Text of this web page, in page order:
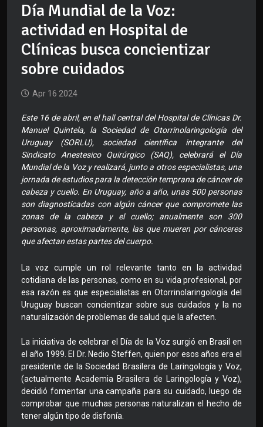
Día Mundial de la Voz:
actividad en Hospital de
Clínicas busca concientizar
sobre cuidados
Apr 16 2024
Este 16 de abril, en el hall central del Hospital de Clínicas Dr.
Manuel Quintela, la Sociedad de Otorrinolaringología del
Uruguay (SORLU), sociedad científica integrante del
Sindicato Anestesico Quirúrgico (SAQ), celebrará el Día
Mundial de la Voz y realizará, junto a otros especialistas, una
jornada de estudios para la detección temprana de cáncer de
cabeza y cuello. En Uruguay, año a año, unas 500 personas
son diagnosticadas con algún cáncer que compromete las
zonas de la cabeza y el cuello; anualmente son 300
personas, aproximadamente, las que mueren por cánceres
que afectan estas partes del cuerpo.
La voz cumple un rol relevante tanto en la actividad
cotidiana de las personas, como en su vida profesional, por
esa razón es que especialistas en Otorrinolaringología del
Uruguay buscan concientizar sobre sus cuidados y la no
naturalización de problemas de salud que la afecten.
La iniciativa de celebrar el Día de la Voz surgió en Brasil en
el año 1999. El Dr. Nedio Steffen, quien por esos años era el
presidente de la Sociedad Brasilera de Laringología y Voz,
(actualmente Academia Brasilera de Laringología y Voz),
decidió fomentar una campaña para su cuidado, luego de
comprobar que muchas personas naturalizan el hecho de
tener algún tipo de disfonía.